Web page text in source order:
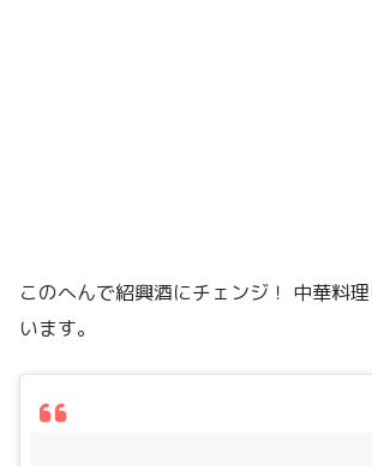
このへんで紹興酒にチェンジ！ 中華料
います。